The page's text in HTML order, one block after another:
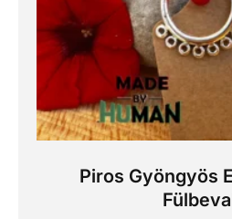
Piros Gyöngyös